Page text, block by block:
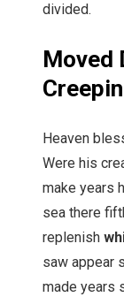
divided.
Moved
Heaven
Were his
make years
sea there
replenish
saw appear
made years